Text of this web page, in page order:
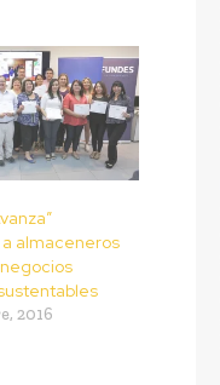
almaceneros
2016